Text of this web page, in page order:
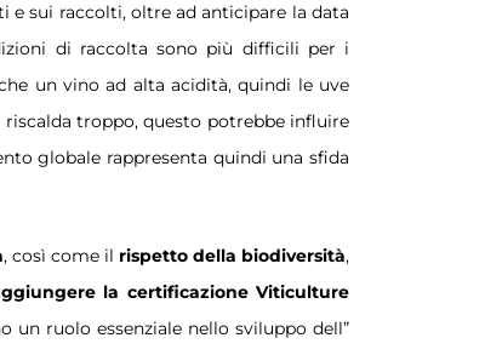
e sui raccolti, oltre ad anticipare la data
di raccolta sono più difficili per i
un vino ad alta acidità, quindi le uve
riscalda troppo, questo potrebbe influire
globale rappresenta quindi una sfida
, così come il rispetto della biodiversità,
la certificazione Viticulture
un ruolo essenziale nello sviluppo dell”